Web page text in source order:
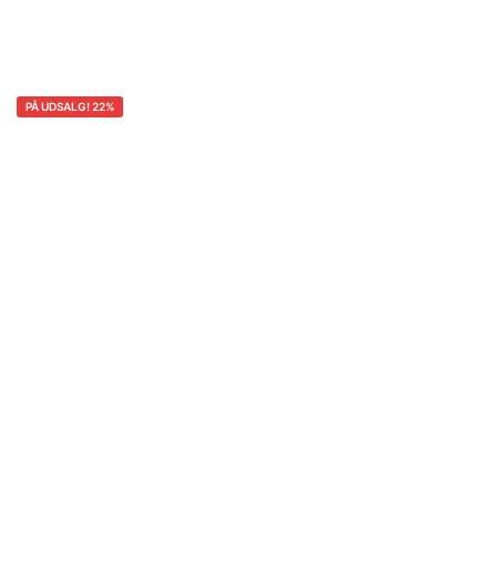
PÅ UDSALG! 22%